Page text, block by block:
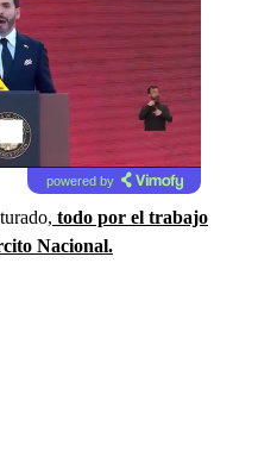
powered by
todo por el trabajo
Nacional.